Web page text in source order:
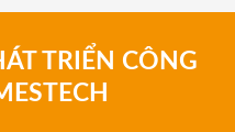
TRIỂN CÔNG